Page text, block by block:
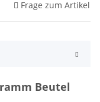
Frage zum Artikel
Beutel